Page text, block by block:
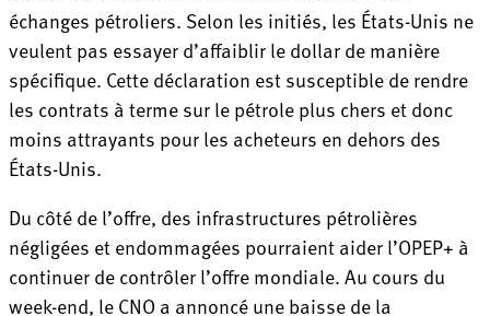
échanges pétroliers. Selon les initiés, les États-Unis ne
veulent pas essayer d’affaiblir le dollar de manière
spécifique. Cette déclaration est susceptible de rendre
les contrats à terme sur le pétrole plus chers et donc
moins attrayants pour les acheteurs en dehors des
États-Unis.
Du côté de l’offre, des infrastructures pétrolières
négligées et endommagées pourraient aider l’OPEP+ à
continuer de contrôler l’offre mondiale. Au cours du
week-end, le CNO a annoncé une baisse de la